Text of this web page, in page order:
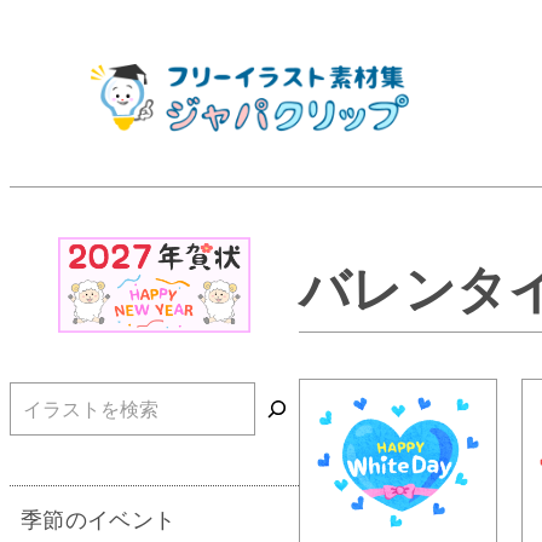
バレンタ
検索
季節のイベント